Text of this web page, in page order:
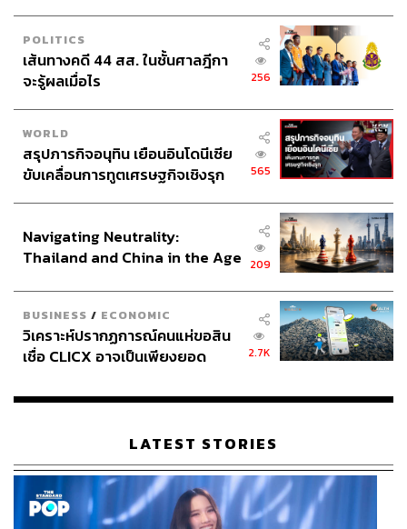
POLITICS
เส้นทางคดี 44 สส. ในชั้นศาลฎีกา
จะรู้ผลเมื่อไร
256
WORLD
สรุปภารกิจอนุทิน เยือนอินโดนีเซีย
ขับเคลื่อนการทูตเศรษฐกิจเชิงรุก
565
Navigating Neutrality:
Thailand and China in the Age
209
BUSINESS / ECONOMIC
วิเคราะห์ปรากฏการณ์คนแห่ขอสิน
เชื่อ CLICX อาจเป็นเพียงยอด
เรือนไทยที่ถูกซุกไว้
2.7K
LATEST STORIES